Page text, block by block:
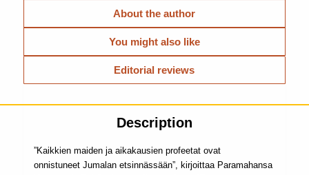
About the author
You might also like
Editorial reviews
Description
”Kaikkien maiden ja aikakausien profeetat ovat
onnistuneet Jumalan etsinnässään”, kirjoittaa Paramahansa